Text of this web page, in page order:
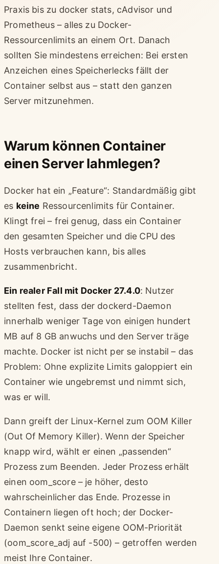
Praxis bis zu docker stats, cAdvisor und
Prometheus – alles zu Docker-
Ressourcenlimits an einem Ort. Danach
sollten Sie mindestens erreichen: Bei ersten
Anzeichen eines Speicherlecks fällt der
Container selbst aus – statt den ganzen
Server mitzunehmen.
Warum können Container
einen Server lahmlegen?
Docker hat ein „Feature“: Standardmäßig gibt
es keine Ressourcenlimits für Container.
Klingt frei – frei genug, dass ein Container
den gesamten Speicher und die CPU des
Hosts verbrauchen kann, bis alles
zusammenbricht.
Ein realer Fall mit Docker 27.4.0: Nutzer
stellten fest, dass der dockerd-Daemon
innerhalb weniger Tage von einigen hundert
MB auf 8 GB anwuchs und den Server träge
machte. Docker ist nicht per se instabil – das
Problem: Ohne explizite Limits galoppiert ein
Container wie ungebremst und nimmt sich,
was er will.
Dann greift der Linux-Kernel zum OOM Killer
(Out Of Memory Killer). Wenn der Speicher
knapp wird, wählt er einen „passenden“
Prozess zum Beenden. Jeder Prozess erhält
einen oom_score – je höher, desto
wahrscheinlicher das Ende. Prozesse in
Containern liegen oft hoch; der Docker-
Daemon senkt seine eigene OOM-Priorität
(oom_score_adj auf -500) – getroffen werden
meist Ihre Container.